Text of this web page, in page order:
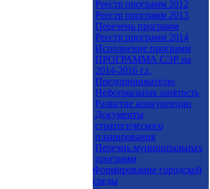
Реестр программ 2012
Реестр программ 2013
Перечень программ
Реестр программ 2014
Исполнение программ
ПРОГРАММА СЭР на
2014-2016 г.г.
Предпринимателю
Неформальная занятость
Развитие конкуренции
Документы
стратегического
планирования
Перечнь муниципальных
программ
Формирование городской
среды